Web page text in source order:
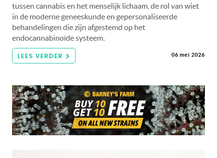
tussen cannabis en het menselijk lichaam, de rol van wiet
in de moderne geneeskunde en gepersonaliseerde
behandelingen die zijn afgestemd op het
endocannabinoïde systeem.
LEES VERDER 06 mei 2026